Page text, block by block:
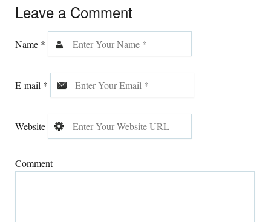
Leave a Comment
Name *
E-mail *
Website
Comment